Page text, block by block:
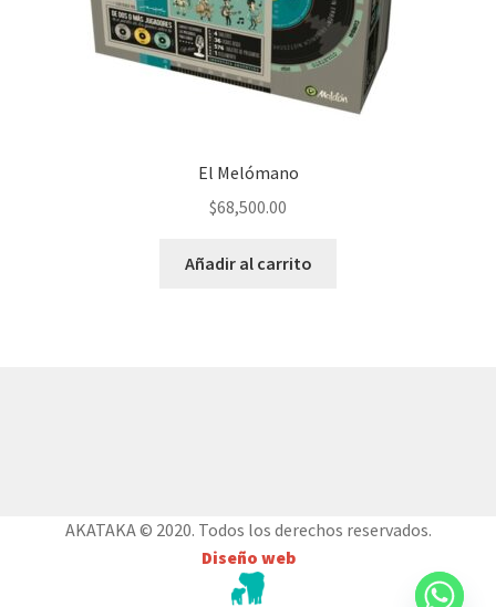
El Melómano
$68,500.00
Añadir al carrito
AKATAKA © 2020. Todos los derechos reservados.
Diseño web